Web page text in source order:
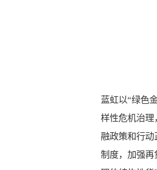
蓝虹以“绿色
样性危机治理
融政策和行动
制度，加强再